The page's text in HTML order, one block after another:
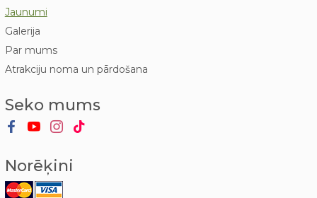
Jaunumi
Galerija
Par mums
Atrakciju noma un pārdošana
Seko mums
Norēķini